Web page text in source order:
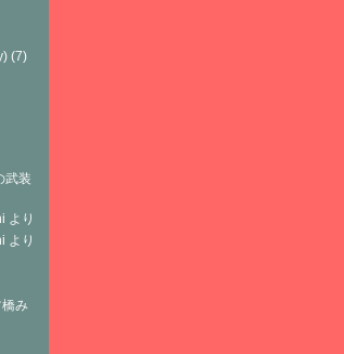
(7)
武装
より
より
み